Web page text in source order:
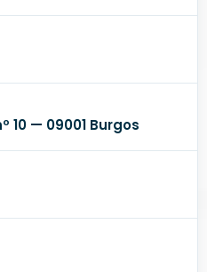
10 — 09001 Burgos